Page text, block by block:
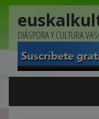
DIÁSPORA Y CULTURA